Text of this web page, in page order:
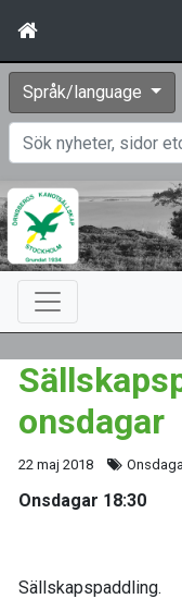
Språk/language
onsdagar
22 maj 2018
Onsdagar 18:30
Sällskapspaddling.